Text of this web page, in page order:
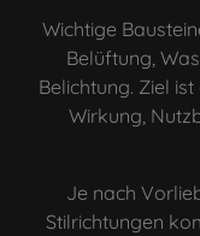
Wichtige
Belüftung,
Belichtung. Ziel
Wirkung,
Je nach
Stilrichtungen